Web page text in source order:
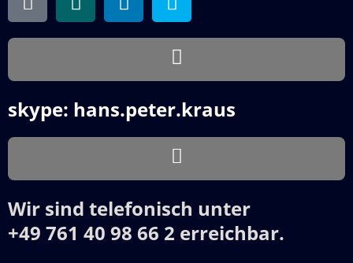
skype: hans.peter.kraus
Wir sind telefonisch unter
+49 761 40 98 66 2 erreichbar.